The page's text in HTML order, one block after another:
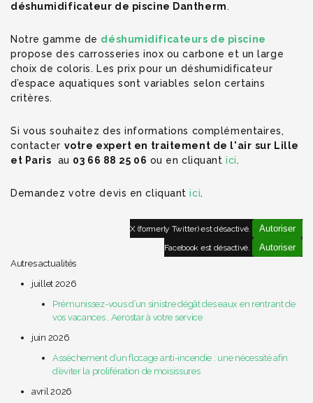
déshumidificateur de piscine Dantherm.
Notre gamme de déshumidificateurs de piscine
propose des carrosseries inox ou carbone et un large
choix de coloris. Les prix pour un déshumidificateur
d’espace aquatiques sont variables selon certains
critères.
Si vous souhaitez des informations complémentaires,
contacter votre expert en traitement de l'air sur Lille
et Paris au 03 66 88 25 06 ou en cliquantici.
Demandez votre devis en cliquantici.
X (formerly Twitter) est désactivé. Autoriser
Facebook est désactivé.
Autoriser
Autres actualités
juillet 2026
Prémunissez-vous d’un sinistre dégât des eaux en rentrant de
vos vacances , Aerostar à votre service
juin 2026
Assèchement d’un flocage anti-incendie : une nécessité afin
d’éviter la prolifération de moisissures
avril 2026